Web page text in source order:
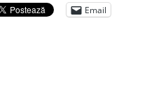
Email